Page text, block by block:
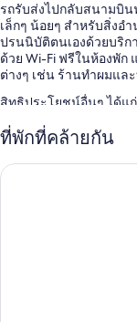
รถรับส่งไปกลับสนามบิน
เล็กๆ น้อยๆ สำหรับสิ่งอ
ปรนนิบัติตนเองด้วยบริก
ด้วย Wi-Fi ฟรีในห้องพัก
ต่างๆ เช่น ร้านทำผมแล
สิทธิประโยชน์อื่นๆ ได้แก่
บริการจองทัวร์/ตั๋ว,
ที่พักที่คล้ายกัน
มารูคาบ พลาซ่า